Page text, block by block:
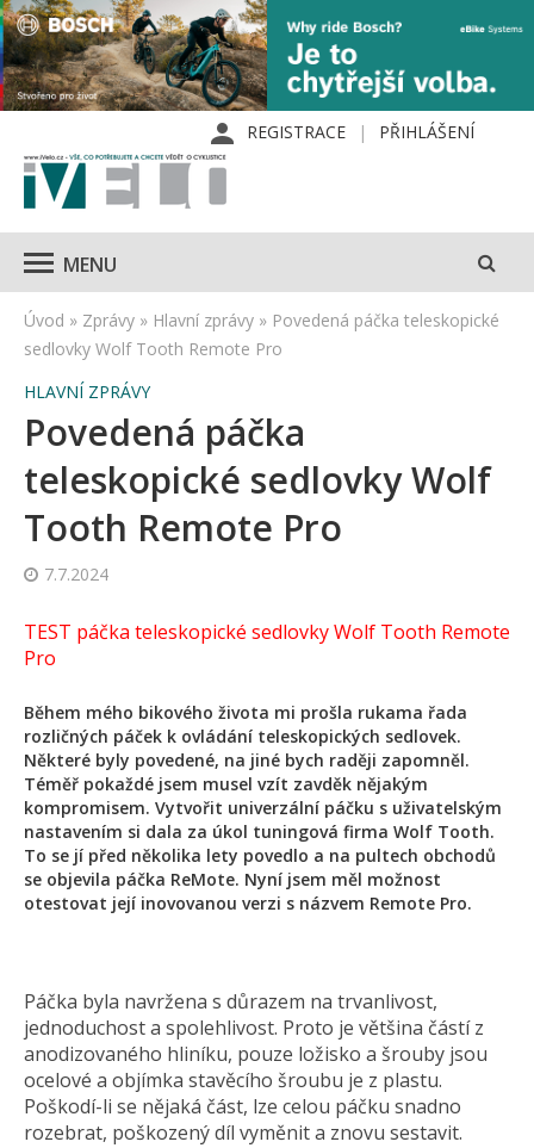
REGISTRACE PŘIHLÁŠENÍ
MENU
Úvod » Zprávy » Hlavní zprávy » Povedená páčka teleskopické
sedlovky Wolf Tooth Remote Pro
HLAVNÍ ZPRÁVY
Povedená páčka
teleskopické sedlovky Wolf
Tooth Remote Pro
7.7.2024
TEST páčka teleskopické sedlovky Wolf Tooth Remote
Pro
Během mého bikového života mi prošla rukama řada
rozličných páček k ovládání teleskopických sedlovek.
Některé byly povedené, na jiné bych raději zapomněl.
Téměř pokaždé jsem musel vzít zavděk nějakým
kompromisem. Vytvořit univerzální páčku s uživatelským
nastavením si dala za úkol tuningová firma Wolf Tooth.
To se jí před několika lety povedlo a na pultech obchodů
se objevila páčka ReMote. Nyní jsem měl možnost
otestovat její inovovanou verzi s názvem Remote Pro.
Páčka byla navržena s důrazem na trvanlivost,
jednoduchost a spolehlivost. Proto je většina částí z
anodizovaného hliníku, pouze ložisko a šrouby jsou
ocelové a objímka stavěcího šroubu je z plastu.
Poškodí-li se nějaká část, lze celou páčku snadno
rozebrat, poškozený díl vyměnit a znovu sestavit.